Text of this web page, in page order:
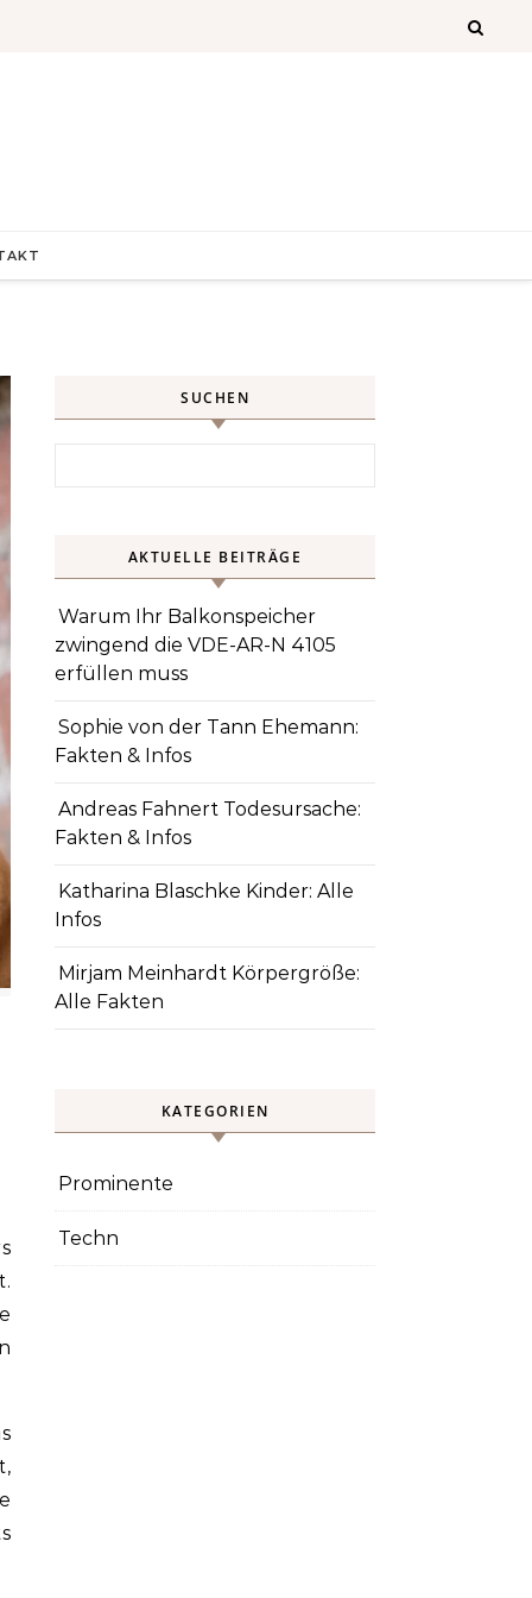
SUCHEN
AKTUELLE BEITRÄGE
Warum Ihr Balkonspeicher
zwingend die VDE-AR-N 4105
erfüllen muss
Sophie von der Tann Ehemann:
Fakten & Infos
Andreas Fahnert Todesursache:
Fakten & Infos
Katharina Blaschke Kinder: Alle
Infos
Mirjam Meinhardt Körpergröße:
Alle Fakten
KATEGORIEN
Prominente
Techn